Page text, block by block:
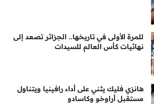
للمرة الأولى في تاريخها.. الجزائر تصعد إلى
نهائيات كأس العالم للسيدات
هانزي فليك يثني على أداء رافينيا ويتناول
مستقبل أراوخو وكاسادو